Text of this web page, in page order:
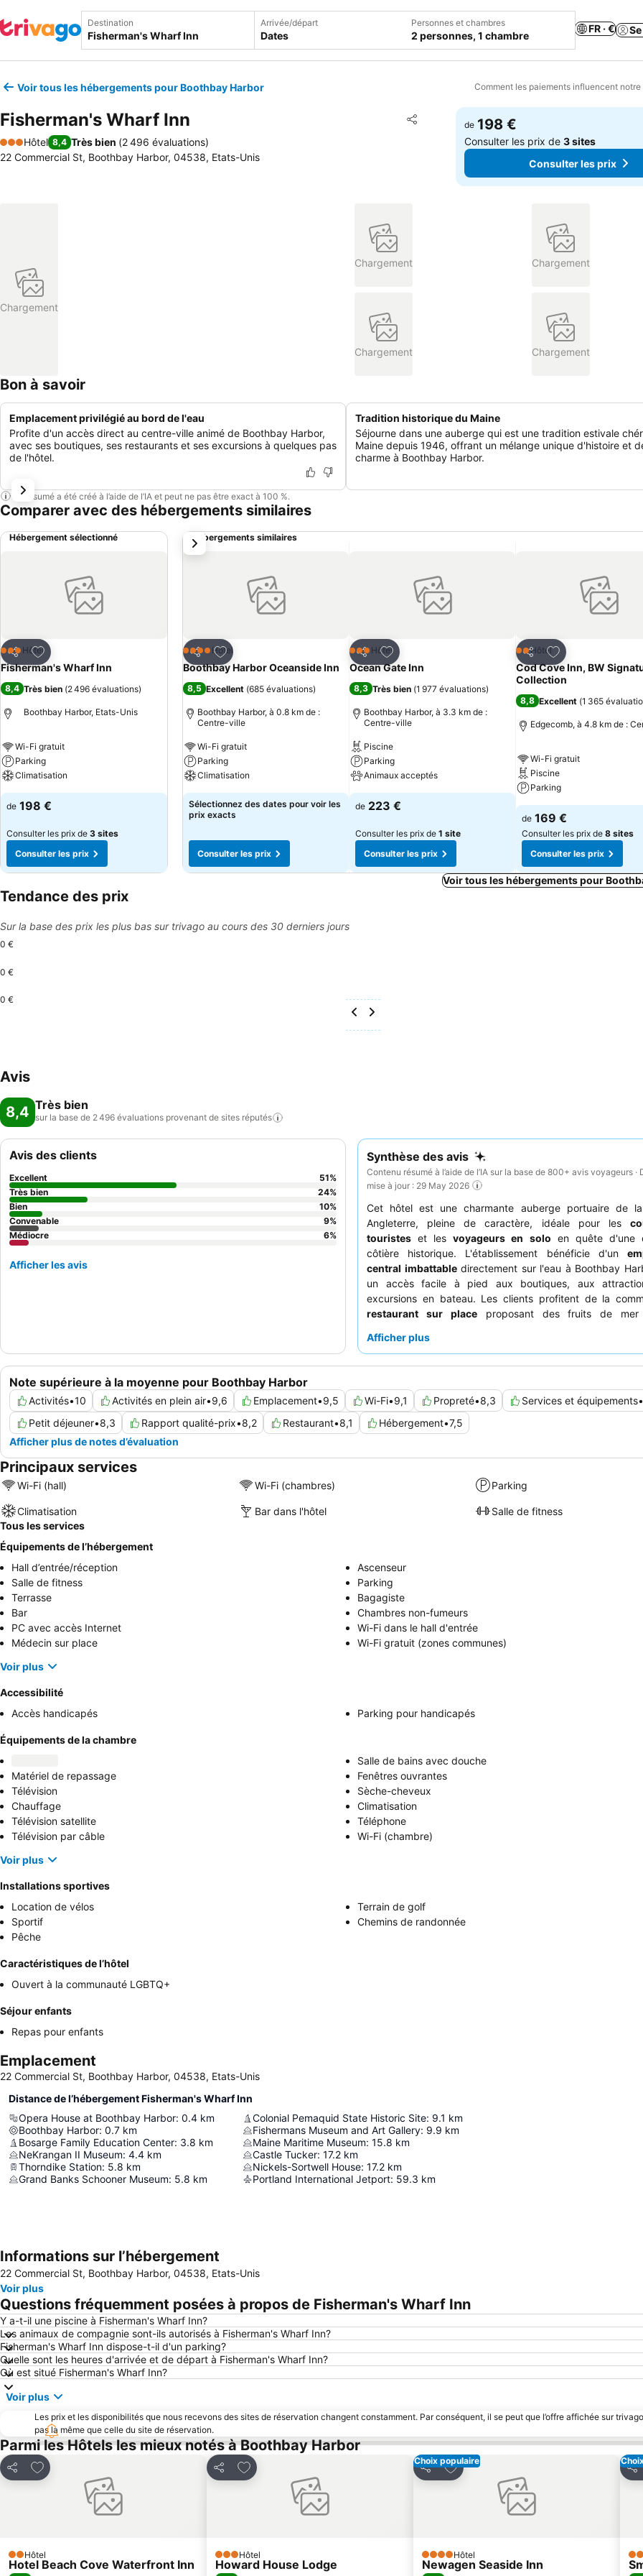
Destination Arrivée/départ
Dates
Personnes et chambres
2 personnes, 1 chambre
FR · €
Voir tous les hébergements pour Boothbay Harbor Comment les paiements influencent
Fisherman's Wharf Inn Partager
Ajouter à mes favoris
3 Étoiles
Hôtel 8,4 Très bien (2 496 évaluations)
22 Commercial St, Boothbay Harbor, 04538, Etats-Unis
de 198 €
Consulter les prix de3 sites
Consulter les prix
Chargement
Chargement Chargement
Chargement Chargement
Bon à savoir
Emplacement privilégié au bord de l'eau
Profite d'un accès direct au centre-ville animé de Boothbay Harbor,
avec ses boutiques, ses restaurants et ses excursions à quelques pas
de l'hôtel.
Tradition historique du Maine
Séjourne dans une auberge qui est une tradition estivale
Maine depuis 1946, offrant un mélange unique d'histoire et
charme à Boothbay Harbor.
Ce résumé a été créé à l’aide de l’IA et peut ne pas être exact à 100 %.
Comparer avec des hébergements similaires
Hébergement sélectionné
Partager
Ajouter à mes favoris
3 ÉtoilesHôtel
Fisherman's Wharf Inn
8,4 Très bien (2 496 évaluations)
Boothbay Harbor, Etats-Unis
Wi-Fi gratuit
Parking
Climatisation
de 198 €
Consulter les prix de 3 sites
Consulter les prix
Hébergements similaires
Partager
Ajouter à mes favoris
4 ÉtoilesHôtel
Boothbay Harbor Oceanside Inn
8,5 Excellent (685 évaluations)
Boothbay Harbor, à 0.8 km de :
Centre-ville
Wi-Fi gratuit
Parking
Climatisation
Sélectionnez des dates pour voir les
prix exacts
Consulter les prix
Partager
Ajouter à mes favoris
3 ÉtoilesHôtel
Ocean Gate Inn
8,3 Très bien (1 977 évaluations)
Boothbay Harbor, à 3.3 km de :
Centre-ville
Piscine
Parking
Animaux acceptés
de 223 €
Consulter les prix de 1 site
Consulter les prix
Partager
Ajouter à mes
2 Étoiles
Hôtel
Cod Cove Inn, BW
Collection
8,8 Excellent (1 365
Edgecomb, à 4.8 km de :
Wi-Fi gratuit
Piscine
Parking
de 169 €
Consulter les prix de 8 sites
Consulter les prix
suivant
Voir tous les hébergements pour
Tendance des prix
Sur la base des prix les plus bas sur trivago au cours des 30 derniers jours
0 €
0 €
0 €
Avis
8,4 Très bien
sur la base de 2 496 évaluations provenant de sites réputés
Synthèse des avis
Contenu résumé à l’aide de l’IA sur la base de 800+ avis voyageurs ·
mise à jour : 29 May 2026
Cet hôtel est une charmante auberge portuaire de
Angleterre, pleine de caractère, idéale pour les
touristes et lesvoyageurs en solo en quête d'une
côtière historique. L'établissement bénéficie d'un
central imbattabledirectement sur l'eau à Boothbay
un accès facile à pied aux boutiques, aux
excursions en bateau. Les clients profitent de la
restaurant sur placeproposant des fruits de mer
service amical et accommodant, améliorant l'expérience
Afficher plus
Note supérieure à la moyenne pour Boothbay Harbor
Activités•10 Activités en plein air•9,6 Emplacement•9,5 Wi-Fi•9,1 Propreté•8,3 Services et équipements•
Petit déjeuner•8,3 Rapport qualité-prix•8,2 Restaurant•8,1 Hébergement•7,5
Afficher plus de notes d’évaluation
Avis des clients
Excellent 51%
Très bien
24%
Bien
10%
Convenable
9%
Médiocre
6%
Afficher les avis
Principaux services
Wi-Fi (hall) Wi-Fi (chambres) Parking
Climatisation Bar dans l'hôtel
Salle de fitness
Tous les services
Équipements de l’hébergement
Hall d’entrée/réception
Ascenseur
Salle de fitness
Parking
Terrasse
Bagagiste
Bar
Chambres non-fumeurs
PC avec accès Internet
Wi-Fi dans le hall d'entrée
Médecin sur place
Wi-Fi gratuit (zones communes)
Voir plus
Accessibilité
Accès handicapés
Parking pour handicapés
Équipements de la chambre
Salle de bains avec douche
Matériel de repassage
Fenêtres ouvrantes
Télévision
Sèche-cheveux
Chauffage
Climatisation
Télévision satellite
Téléphone
Télévision par câble
Wi-Fi (chambre)
Voir plus
Installations sportives
Location de vélos
Terrain de golf
Sportif
Chemins de randonnée
Pêche
Caractéristiques de l’hôtel
Ouvert à la communauté LGBTQ+
Séjour enfants
Repas pour enfants
Emplacement
22 Commercial St, Boothbay Harbor, 04538, Etats-Unis
Distance de l’hébergement Fisherman's Wharf Inn
Opera House at Boothbay Harbor: 0.4 km
Boothbay Harbor: 0.7 km
Bosarge Family Education Center: 3.8 km
NeKrangan II Museum: 4.4 km
Thorndike Station: 5.8 km
Grand Banks Schooner Museum: 5.8 km
Colonial Pemaquid State Historic Site: 9.1 km
Fishermans Museum and Art Gallery: 9.9 km
Maine Maritime Museum: 15.8 km
Castle Tucker: 17.2 km
Nickels-Sortwell House: 17.2 km
Portland International Jetport: 59.3 km
Informations sur l’hébergement
22 Commercial St, Boothbay Harbor, 04538, Etats-Unis
Voir plus
Questions fréquemment posées à propos de Fisherman's Wharf Inn
Y a-t-il une piscine à Fisherman's Wharf Inn?
Les animaux de compagnie sont-ils autorisés à Fisherman's Wharf Inn?
Fisherman's Wharf Inn dispose-t-il d'un parking?
Quelle sont les heures d'arrivée et de départ à Fisherman's Wharf Inn?
Où est situé Fisherman's Wharf Inn?
Voir plus
Les prix et les disponibilités que nous recevons des sites de réservation changent constamment. Par conséquent, il se peut que l’offre affichée sur
pas la même que celle du site de réservation.
Parmi les Hôtels les mieux notés à Boothbay Harbor
Partager
Ajouter à mes favoris
2 Étoiles
Hôtel
Hotel Beach Cove Waterfront Inn
Partager
Ajouter à mes favoris
3 Étoiles
Hôtel
Howard House Lodge
Choix populaire
Partager
Ajouter à mes favoris
4 ÉtoilesHôtel
Newagen Seaside Inn 3